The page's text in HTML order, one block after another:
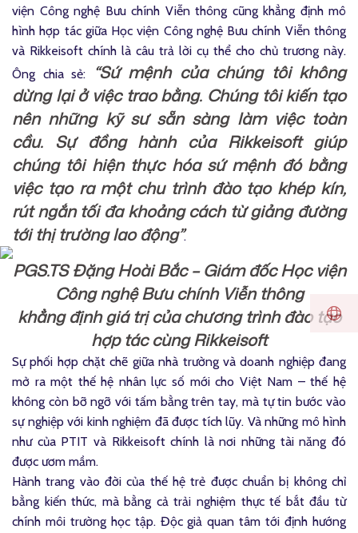
viện Công nghệ Bưu chính Viễn thông cũng khẳng định mô
hình hợp tác giữa Học viện Công nghệ Bưu chính Viễn thông
và Rikkeisoft chính là câu trả lời cụ thể cho chủ trương này.
Ông chia sẻ:
“Sứ mệnh của chúng tôi không
dừng lại ở việc trao bằng. Chúng tôi kiến tạo
nên những kỹ sư sẵn sàng làm việc toàn
cầu. Sự đồng hành của Rikkeisoft giúp
chúng tôi hiện thực hóa sứ mệnh đó bằng
việc tạo ra một chu trình đào tạo khép kín,
rút ngắn tối đa khoảng cách từ giảng đường
tới thị trường lao động”.
PGS.TS Đặng Hoài Bắc – Giám đốc Học viện
Công nghệ Bưu chính Viễn thông
khẳng định giá trị của chương trình đào tạo
hợp tác cùng Rikkeisoft
Sự phối hợp chặt chẽ giữa nhà trường và doanh nghiệp đang
mở ra một thế hệ nhân lực số mới cho Việt Nam – thế hệ
không còn bỡ ngỡ với tấm bằng trên tay, mà tự tin bước vào
sự nghiệp với kinh nghiệm đã được tích lũy. Và những mô hình
như của PTIT và Rikkeisoft chính là nơi những tài năng đó
được ươm mầm.
Hành trang vào đời của thế hệ trẻ được chuẩn bị không chỉ
bằng kiến thức, mà bằng cả trải nghiệm thực tế bắt đầu từ
chính môi trường học tập. Độc giả quan tâm tới định hướng